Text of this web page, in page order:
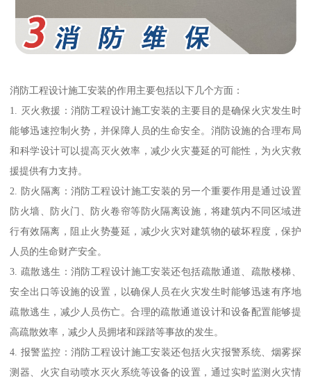
消防工程设计施工安装的作用主要包括以下几个方面：
1. 灭火救援：消防工程设计施工安装的主要目的是确保火灾发生时
能够迅速控制火势，并保障人员的生命安全。消防设施的合理布局
和科学设计可以提高灭火效率，减少火灾蔓延的可能性，为火灾救
援提供有力支持。
2. 防火隔离：消防工程设计施工安装的另一个重要作用是通过设置
防火墙、防火门、防火卷帘等防火隔离设施，将建筑内不同区域进
行有效隔离，阻止火势蔓延，减少火灾对建筑物的破坏程度，保护
人员的生命财产安全。
3. 疏散逃生：消防工程设计施工安装还包括疏散通道、疏散楼梯、
安全出口等设施的设置，以确保人员在火灾发生时能够迅速有序地
疏散逃生，减少人员伤亡。合理的疏散通道设计和设备配置能够提
高疏散效率，减少人员拥堵和踩踏等事故的发生。
4. 报警监控：消防工程设计施工安装还包括火灾报警系统、烟雾探
测器、火灾自动喷水灭火系统等设备的设置，通过实时监测火灾情